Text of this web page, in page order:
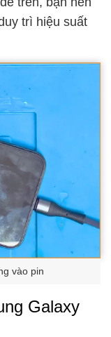
trì hiệu suất
vào pin
Galaxy